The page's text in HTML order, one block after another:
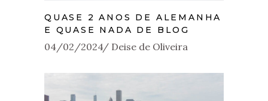
QUASE 2 ANOS DE ALEMANHA
E QUASE NADA DE BLOG
04/02/2024 Deise de Oliveira